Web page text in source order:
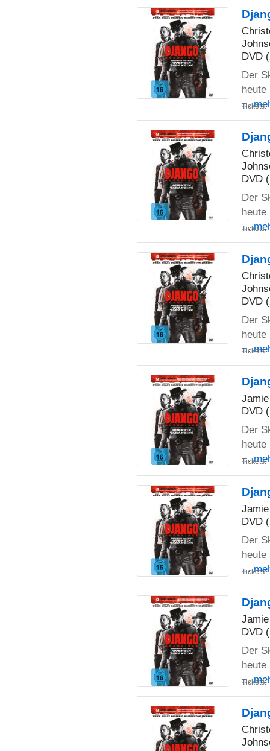
DVD
Der
heute
...
Tickets:
DVD
Der
heute
...
Tickets:
DVD
Der
heute
...
Tickets:
DVD
Der
heute
...
Tickets:
DVD
Der
heute
...
Tickets:
DVD
Der
heute
...
Tickets: